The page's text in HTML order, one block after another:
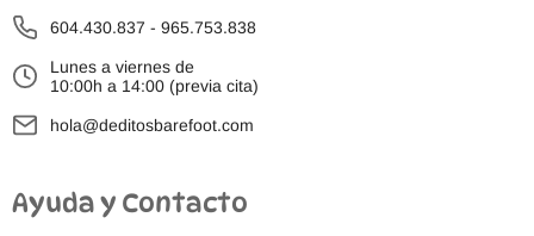
604.430.837 - 965.753.838
Lunes a viernes de
10:00h a 14:00 (previa cita)
hola@deditosbarefoot.com
Ayuda y Contacto